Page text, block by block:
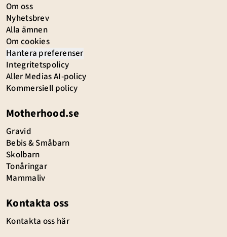
Om oss
Nyhetsbrev
Alla ämnen
Om cookies
Hantera preferenser
Integritetspolicy
Aller Medias AI-policy
Kommersiell policy
Motherhood.se
Gravid
Bebis & Småbarn
Skolbarn
Tonåringar
Mammaliv
Kontakta oss
Kontakta oss här